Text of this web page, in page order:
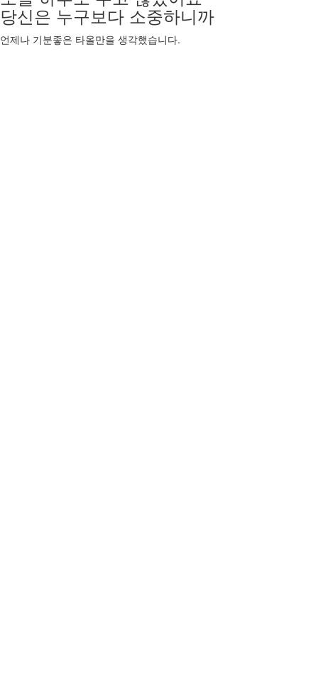
당신은 누구보다 소중하니까
언제나 기분좋은 타올만을 생각했습니다.